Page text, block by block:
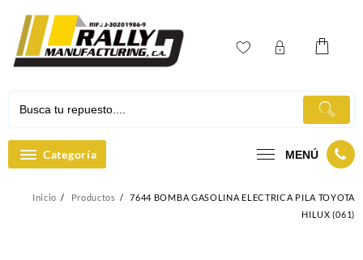
contenido
Categoría MENÚ
Inicio Productos
7644 BOMBA GASOLINA ELECTRICA PILA TOYOTA
HILUX (061)